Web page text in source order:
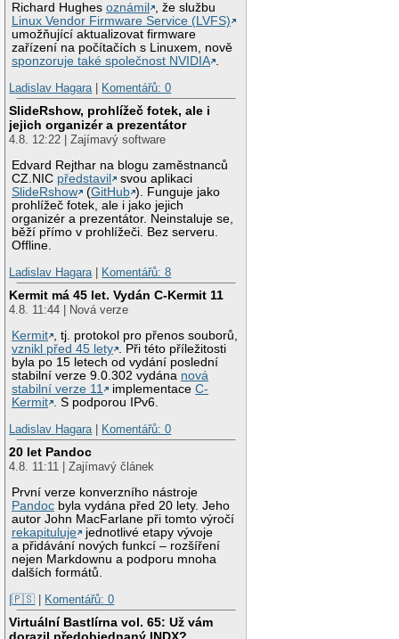
Richard Hughesoznámil
, že službu
Linux Vendor Firmware Service (LVFS)
umožňující aktualizovat firmware
zařízení na počítačích s Linuxem, nově
sponzoruje také společnost NVIDIA .
Ladislav Hagara | Komentářů: 0
SlideRshow, prohlížeč fotek, ale i
jejich organizér a prezentátor
4.8. 12:22 | Zajímavý software
Edvard Rejthar na blogu zaměstnanců
CZ.NIC představil
svou aplikaci
SlideRshow
(GitHub ). Funguje jako
prohlížeč fotek, ale i jako jejich
organizér a prezentátor. Neinstaluje se,
běží přímo v prohlížeči. Bez serveru.
Offline.
Ladislav Hagara | Komentářů: 8
Kermit má 45 let. Vydán C-Kermit 11
4.8. 11:44 | Nová verze
Kermit , tj. protokol pro přenos souborů,
vznikl před 45 lety . Při této příležitosti
byla po 15 letech od vydání poslední
stabilní verze 9.0.302 vydána nová
stabilní verze 11
implementaceC-
Kermit . S podporou IPv6.
Ladislav Hagara | Komentářů: 0
20 let Pandoc
4.8. 11:11 | Zajímavý článek
První verze konverzního nástroje
Pandoc byla vydána před 20 lety. Jeho
autor John MacFarlane při tomto výročí
rekapituluje
jednotlivé etapy vývoje
a přidávání nových funkcí – rozšíření
nejen Markdownu a podporu mnoha
dalších formátů.
|🇵🇸 | Komentářů: 0
Virtuální Bastlírna vol. 65: Už vám